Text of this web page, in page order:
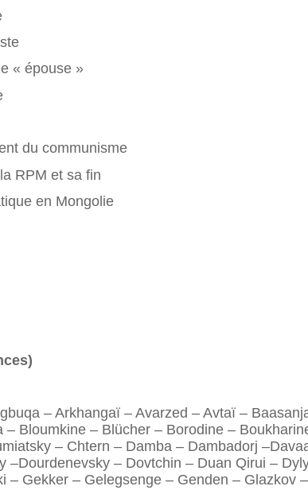
« épouse »
du communisme
RPM et sa fin
en Mongolie
– Arkhangaï – Avarzed – Avtaï –
Bloumkine – Blücher – Borodine –
– Chtern – Damba – Dambadorj
–Dourdenevsky – Dovtchin – Duan Qirui –
– Gekker – Gelegsenge – Genden – Glazkov